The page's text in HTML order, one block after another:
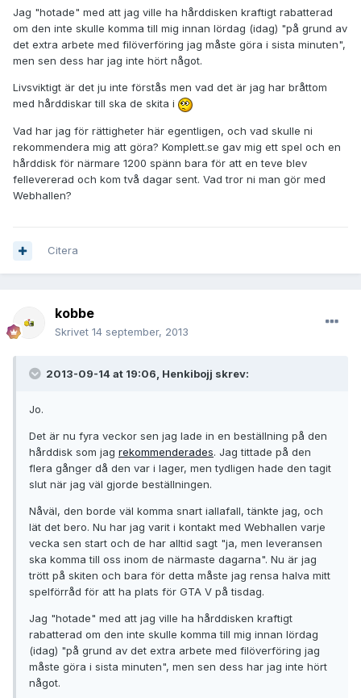
Jag "hotade" med att jag ville ha hårddisken kraftigt rabatterad
om den inte skulle komma till mig innan lördag (idag) "på grund av
det extra arbete med filöverföring jag måste göra i sista minuten",
men sen dess har jag inte hört något.
Livsviktigt är det ju inte förstås men vad det är jag har bråttom
med hårddiskar till ska de skita i
Vad har jag för rättigheter här egentligen, och vad skulle ni
rekommendera mig att göra? Komplett.se gav mig ett spel och en
hårddisk för närmare 1200 spänn bara för att en teve blev
fellevererad och kom två dagar sent. Vad tror ni man gör med
Webhallen?
Citera
kobbe
Skrivet 14 september, 2013
2013-09-14 at 19:06, Henkibojj skrev:
Jo.
Det är nu fyra veckor sen jag lade in en beställning på den
hårddisk som jag rekommenderades. Jag tittade på den
flera gånger då den var i lager, men tydligen hade den tagit
slut när jag väl gjorde beställningen.
Nåväl, den borde väl komma snart iallafall, tänkte jag, och
lät det bero. Nu har jag varit i kontakt med Webhallen varje
vecka sen start och de har alltid sagt "ja, men leveransen
ska komma till oss inom de närmaste dagarna". Nu är jag
trött på skiten och bara för detta måste jag rensa halva mitt
spelförråd för att ha plats för GTA V på tisdag.
Jag "hotade" med att jag ville ha hårddisken kraftigt
rabatterad om den inte skulle komma till mig innan lördag
(idag) "på grund av det extra arbete med filöverföring jag
måste göra i sista minuten", men sen dess har jag inte hört
något.